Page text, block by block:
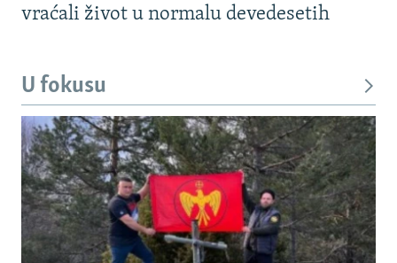
vraćali život u normalu devedesetih
U fokusu